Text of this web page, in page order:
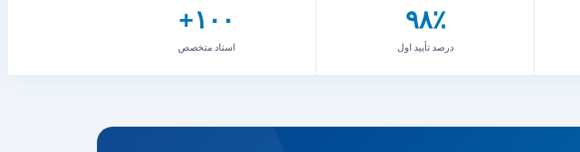
۹۸٪
درصد تأیید اول
۱۰۰+
استاد متخصص